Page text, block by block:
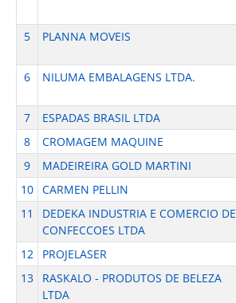
5
PLANNA MOVEIS
6
NILUMA EMBALAGENS LTDA.
7
ESPADAS BRASIL LTDA
8
CROMAGEM MAQUINE
9
MADEIREIRA GOLD MARTINI
10 CARMEN PELLIN
11
DEDEKA INDUSTRIA E COMERCIO DE
CONFECCOES LTDA
12 PROJELASER
13
RASKALO - PRODUTOS DE BELEZA
LTDA